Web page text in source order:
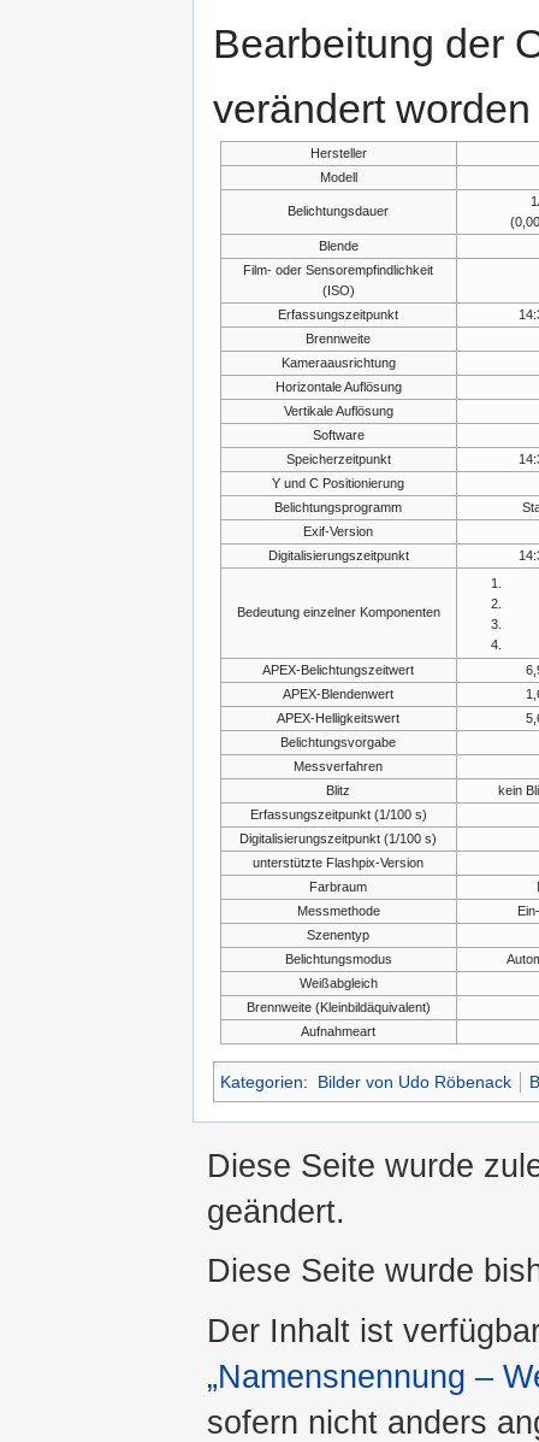
Bearbeitung der
verändert
Hersteller
Modell
Belichtungsdauer
Blende
Film- oder Sensorempfindlichkeit
(ISO)
Erfassungszeitpunkt
Brennweite
Kameraausrichtung
Horizontale Auflösung
Vertikale Auflösung
Software
Speicherzeitpunkt
Y und C Positionierung
Belichtungsprogramm
Exif-Version
Digitalisierungszeitpunkt
Bedeutung einzelner Komponenten
APEX-Belichtungszeitwert
APEX-Blendenwert
APEX-Helligkeitswert
Belichtungsvorgabe
Messverfahren
Blitz
kein
Erfassungszeitpunkt (1/100 s)
Digitalisierungszeitpunkt (1/100 s)
unterstützte Flashpix-Version
Farbraum
Messmethode
Szenentyp
Belichtungsmodus
Weißabgleich
Brennweite (Kleinbildäquivalent)
Aufnahmeart
Kategorien: Bilder von Udo Röbenack
Diese Seite wurde
geändert.
Diese Seite wurde
Der Inhalt ist
„Namensnennung –
sofern nicht anders